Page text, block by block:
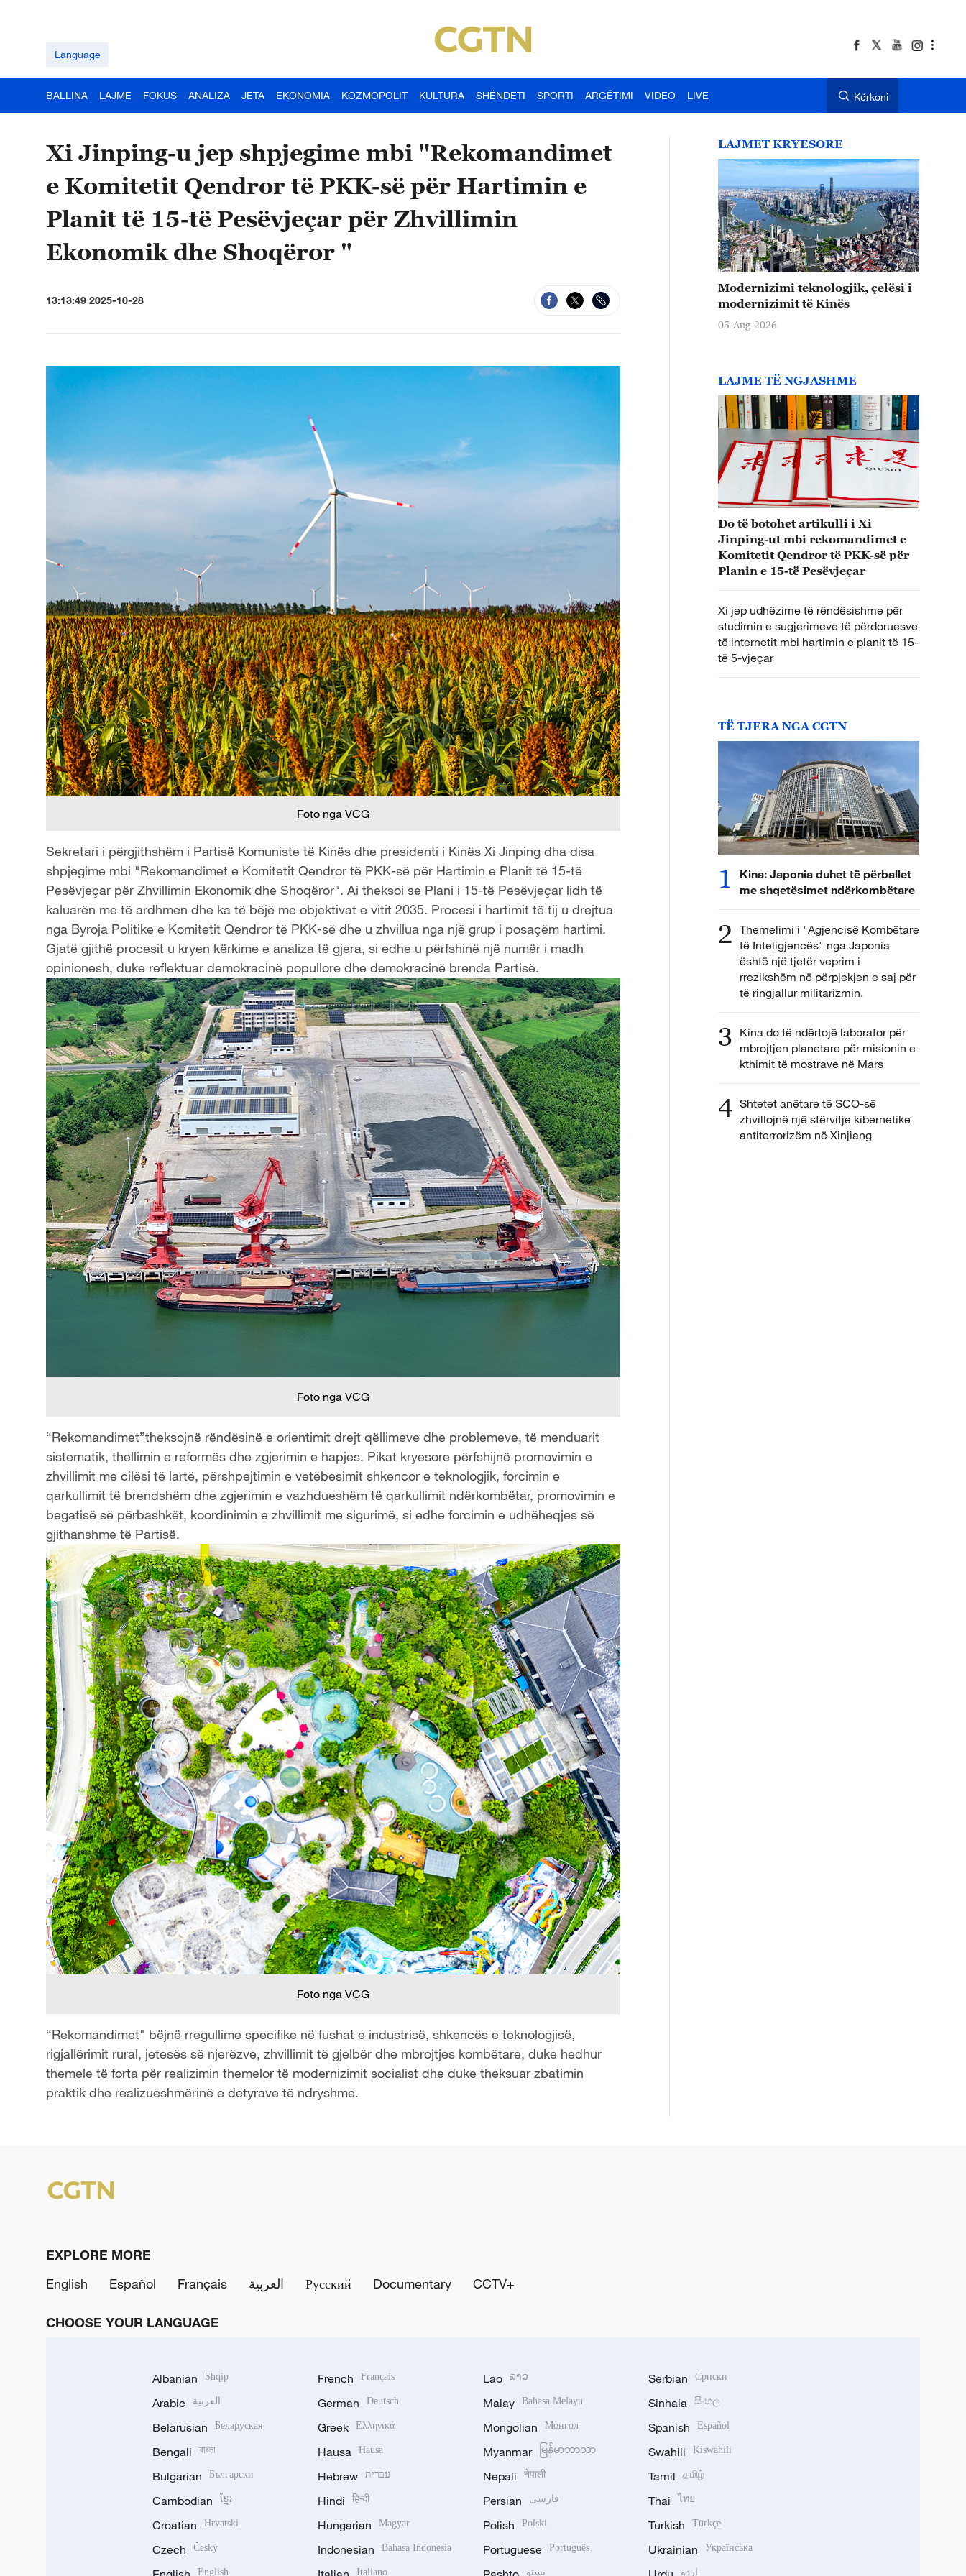
Language
BALLINA LAJME FOKUS ANALIZA JETA EKONOMIA KOZMOPOLIT KULTURA SHËNDETI SPORTI ARGËTIMI VIDEO LIVE Kërkoni
Xi Jinping-u jep shpjegime mbi "Rekomandimet
e Komitetit Qendror të PKK-së për Hartimin e
Planit të 15-të Pesëvjeçar për Zhvillimin
Ekonomik dhe Shoqëror "
13:13:49 2025-10-28
Foto nga VCG
Sekretari i përgjithshëm i Partisë Komuniste të Kinës dhe presidenti i Kinës Xi Jinping dha disa
shpjegime mbi "Rekomandimet e Komitetit Qendror të PKK-së për Hartimin e Planit të 15-të
Pesëvjeçar për Zhvillimin Ekonomik dhe Shoqëror". Ai theksoi se Plani i 15-të Pesëvjeçar lidh të
kaluarën me të ardhmen dhe ka të bëjë me objektivat e vitit 2035. Procesi i hartimit të tij u drejtua
nga Byroja Politike e Komitetit Qendror të PKK-së dhe u zhvillua nga një grup i posaçëm hartimi.
Gjatë gjithë procesit u kryen kërkime e analiza të gjera, si edhe u përfshinë një numër i madh
opinionesh, duke reflektuar demokracinë popullore dhe demokracinë brenda Partisë.
Foto nga VCG
“Rekomandimet”theksojnë rëndësinë e orientimit drejt qëllimeve dhe problemeve, të menduarit
sistematik, thellimin e reformës dhe zgjerimin e hapjes. Pikat kryesore përfshijnë promovimin e
zhvillimit me cilësi të lartë, përshpejtimin e vetëbesimit shkencor e teknologjik, forcimin e
qarkullimit të brendshëm dhe zgjerimin e vazhdueshëm të qarkullimit ndërkombëtar, promovimin e
begatisë së përbashkët, koordinimin e zhvillimit me sigurimë, si edhe forcimin e udhëheqjes së
gjithanshme të Partisë.
Foto nga VCG
“Rekomandimet" bëjnë rregullime specifike në fushat e industrisë, shkencës e teknologjisë,
rigjallërimit rural, jetesës së njerëzve, zhvillimit të gjelbër dhe mbrojtjes kombëtare, duke hedhur
themele të forta për realizimin themelor të modernizimit socialist dhe duke theksuar zbatimin
praktik dhe realizueshmërinë e detyrave të ndryshme.
LAJMET KRYESORE
Modernizimi teknologjik, çelësi i
modernizimit të Kinës
05-Aug-2026
LAJME TË NGJASHME
Do të botohet artikulli i Xi
Jinping-ut mbi rekomandimet e
Komitetit Qendror të PKK-së për
Planin e 15-të Pesëvjeçar
Xi jep udhëzime të rëndësishme për
studimin e sugjerimeve të përdoruesve
të internetit mbi hartimin e planit të 15-
të 5-vjeçar
TË TJERA NGA CGTN
1
Kina: Japonia duhet të përballet
me shqetësimet ndërkombëtare
2 Themelimi i "Agjencisë Kombëtare
të Inteligjencës" nga Japonia
është një tjetër veprim i
rrezikshëm në përpjekjen e saj për
të ringjallur militarizmin.
3 Kina do të ndërtojë laborator për
mbrojtjen planetare për misionin e
kthimit të mostrave në Mars
4 Shtetet anëtare të SCO-së
zhvillojnë një stërvitje kibernetike
antiterrorizëm në Xinjiang
EXPLORE MORE
English
Español Français العربية Русский Documentary CCTV+
CHOOSE YOUR LANGUAGE
Albanian Shqip
Arabic العربية
Belarusian Беларуская
Bengali বাংলা
Bulgarian Български
Cambodian ខ្មែរ
Croatian Hrvatski
Czech Český
English
French Français
German Deutsch
Greek Ελληνικά
Hausa Hausa
Hebrew עברית
Hindi हिन्दी
Hungarian Magyar
Indonesian Bahasa Indonesia
Italiano
Lao ລາວ
Malay Bahasa Melayu
Mongolian Монгол
Myanmar မြန်မာဘာသာ
Nepali नेपाली
Persian فارسی
Polish Polski
Portuguese Português
پښتو
Serbian Српски
Sinhala සිංහල
Spanish Español
Swahili Kiswahili
Tamil தமிழ்
Thai ไทย
Turkish Türkçe
Ukrainian Українська
اردو